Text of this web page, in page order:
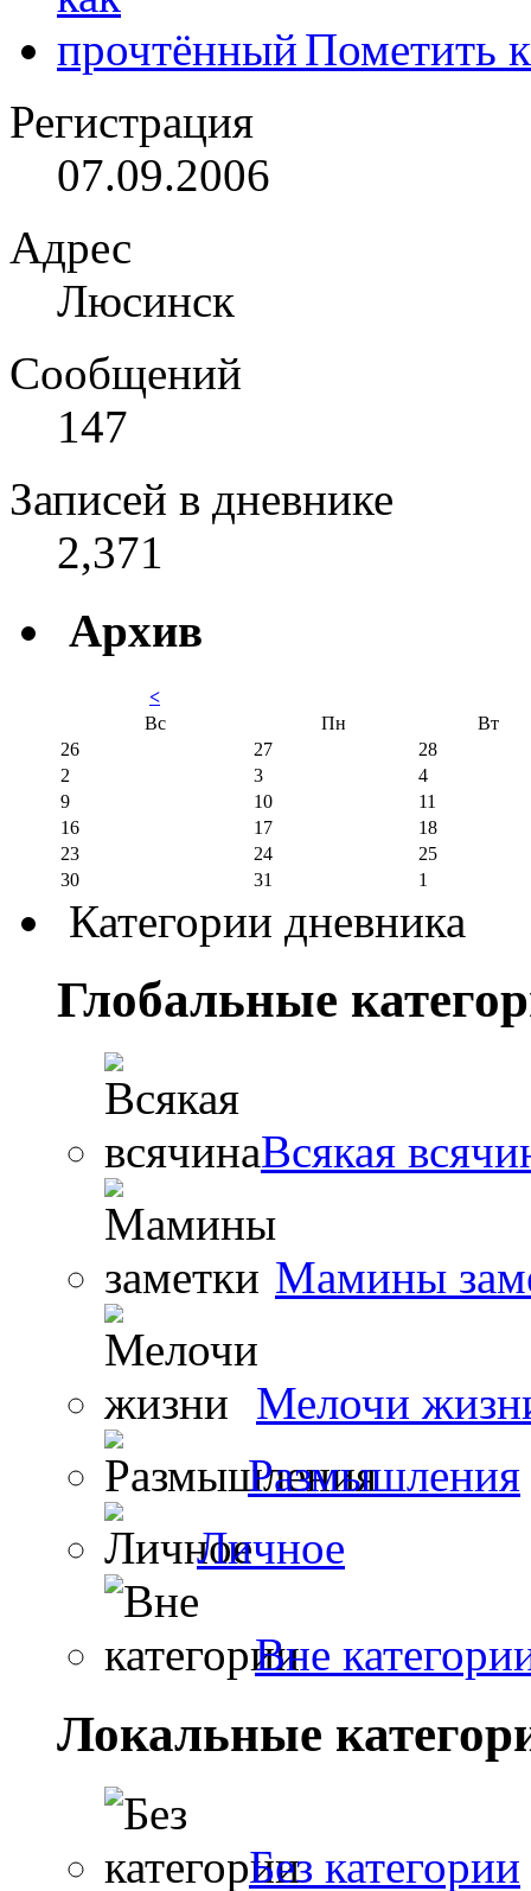
Пометить
Регистрация
07.09.2006
Адрес
Люсинск
Сообщений
147
Записей в дневнике
2,371
Архив
<
Вс
Пн
Вт
26
27
28
2
3
4
9
10
11
16
17
18
23
24
25
30
31 1
Категории дневника
Глобальные
Всякая
Мамины
Мелочи
Размышления
Личное
Вне
Локальные
Без категории